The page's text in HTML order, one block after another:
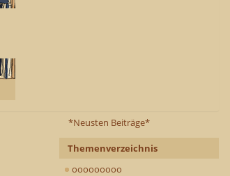
*Neusten Beiträge*
Themenverzeichnis
ooooooooo